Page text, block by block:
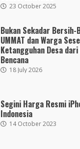
23 October 2025
Bukan Sekadar Bersih-
UMMAT dan Warga
Ketangguhan Desa
Bencana
18 July 2026
Segini Harga Resmi
Indonesia
14 October 2023